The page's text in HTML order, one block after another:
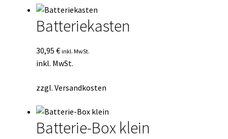
Batteriekasten
30,95 € inkl. MwSt.
inkl. MwSt.
zzgl. Versandkosten
Batterie-Box klein